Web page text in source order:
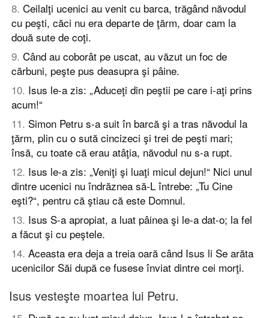
8. Ceilalţi ucenici au venit cu barca, trăgând năvodul
cu peşti, căci nu era departe de ţărm, doar cam la
două sute de coţi.
9. Când au coborât pe uscat, au văzut un foc de
cărbuni, peşte pus deasupra şi pâine.
10. Isus le-a zis: „Aduceţi din peştii pe care i-aţi prins
acum!“
11. Simon Petru s-a suit în barcă şi a tras năvodul la
ţărm, plin cu o sută cincizeci şi trei de peşti mari;
însă, cu toate că erau atâţia, năvodul nu s-a rupt.
12. Isus le-a zis: „Veniţi şi luaţi micul dejun!“ Nici unul
dintre ucenici nu îndrăznea să-L întrebe: „Tu Cine
eşti?“, pentru că ştiau că este Domnul.
13. Isus S-a apropiat, a luat pâinea şi le-a dat-o; la fel
a făcut şi cu peştele.
14. Aceasta era deja a treia oară când Isus li Se arăta
ucenicilor Săi după ce fusese înviat dintre cei morţi.
Isus vesteşte moartea lui Petru.